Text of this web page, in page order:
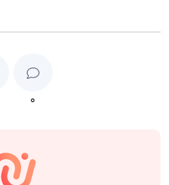
۰